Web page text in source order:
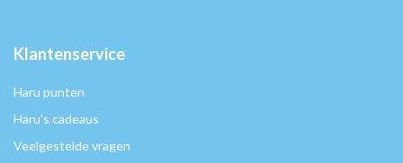
Klantenservice
Haru punten
Haru's cadeaus
Veelgestelde vragen